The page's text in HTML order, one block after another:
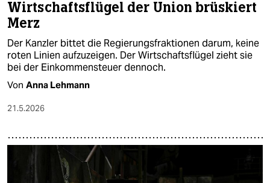
Wirtschaftsflügel der Union brüskiert
Merz
Der Kanzler bittet die Regierungsfraktionen darum, keine
roten Linien aufzuzeigen. Der Wirtschaftsflügel zieht sie
bei der Einkommensteuer dennoch.
Von Anna Lehmann
21.5.2026